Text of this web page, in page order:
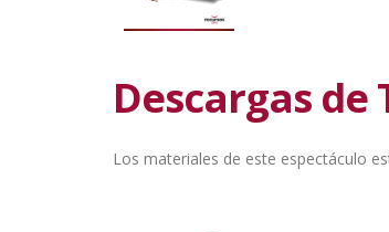
Descargas de
Los materiales de este espectáculo